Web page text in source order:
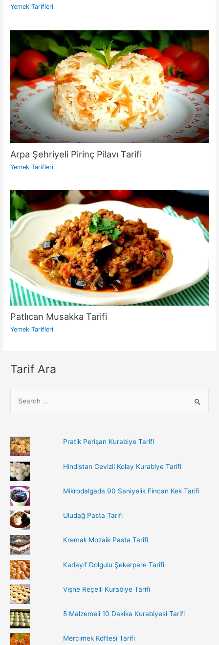
Yemek Tarifleri
Arpa Şehriyeli Pirinç Pilavı Tarifi
Yemek Tarifleri
Patlıcan Musakka Tarifi
Yemek Tarifleri
Tarif Ara
c
h
f
o
r
:
Pratik Perişan Kurabiye Tarifi
Hindistan Cevizli Kolay Kurabiye Tarifi
Mikrodalgada 90 Saniyelik Fincan Kek Tarifi
Uludağ Pasta Tarifi
Kremalı Mozaik Pasta Tarifi
Kadayıf Dolgulu Şekerpare Tarifi
Vişne Reçelli Kurabiye Tarifi
5 Malzemeli 10 Dakika Kurabiyesi Tarifi
Mercimek Köftesi Tarifi